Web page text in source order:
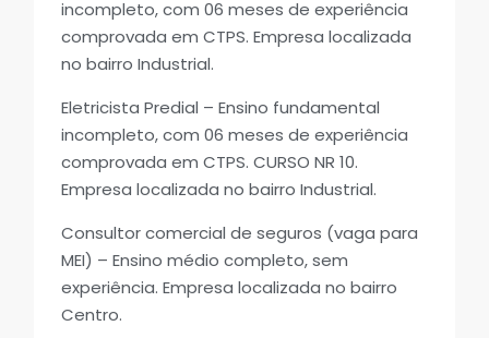
incompleto, com 06 meses de experiência
comprovada em CTPS. Empresa localizada
no bairro Industrial.
Eletricista Predial – Ensino fundamental
incompleto, com 06 meses de experiência
comprovada em CTPS. CURSO NR 10.
Empresa localizada no bairro Industrial.
Consultor comercial de seguros (vaga para
MEI) – Ensino médio completo, sem
experiência. Empresa localizada no bairro
Centro.